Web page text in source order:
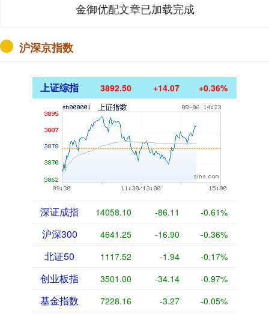
金御优配文章已加载完成
沪深京指数
上证综指 3892.50 +14.07 +0.36%
深证成指 14058.10 -86.11 -0.61%
沪深300 4641.25 -16.90 -0.36%
北证50 1117.52 -1.94 -0.17%
创业板指 3501.00 -34.14 -0.97%
基金指数 7228.16 -3.27 -0.05%